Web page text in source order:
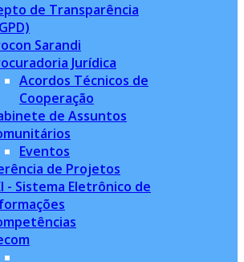
de Transparência
Sarandi
Jurídica
Acordos Técnicos de
Cooperação
de Assuntos
Eventos
de Projetos
- Sistema Eletrônico de